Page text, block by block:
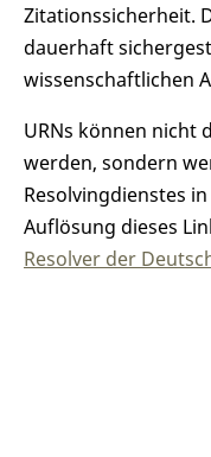
Zitationssicherheit.
dauerhaft
wissenschaftlichen
URNs können nicht
werden, sondern
Resolvingdienstes
Auflösung dieses
Resolver der